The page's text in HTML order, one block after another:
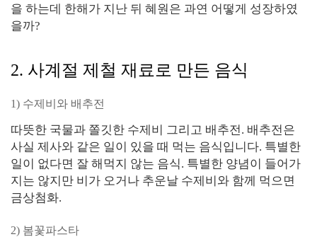
을 하는데 한해가 지난 뒤 혜원은 과연 어떻게 성장하였
을까?
2. 사계절 제철 재료로 만든 음식
1) 수제비와 배추전
따뜻한 국물과 쫄깃한 수제비 그리고 배추전. 배추전은
사실 제사와 같은 일이 있을 때 먹는 음식입니다. 특별한
일이 없다면 잘 해먹지 않는 음식. 특별한 양념이 들어가
지는 않지만 비가 오거나 추운날 수제비와 함께 먹으면
금상첨화.
2) 봄꽃파스타